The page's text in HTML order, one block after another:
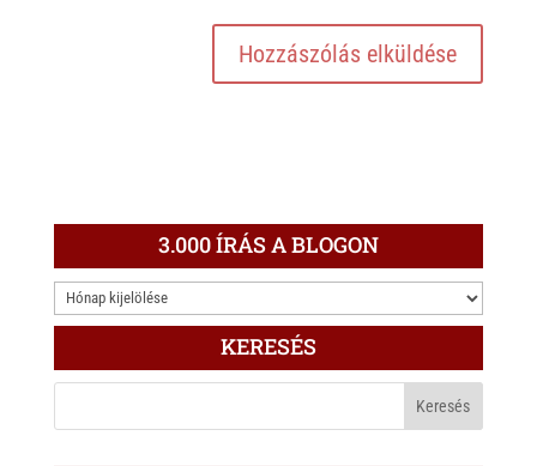
3.000 ÍRÁS A BLOGON
3.000
ÍRÁS
KERESÉS